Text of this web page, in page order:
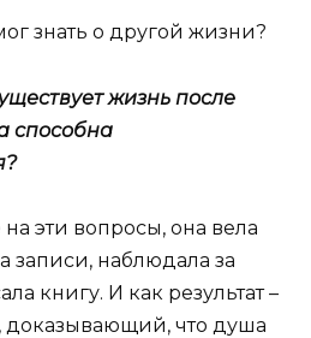
знать о другой жизни?
жизнь после
способна
эти вопросы, она вела
записи, наблюдала за
книгу. И как результат –
доказывающий, что душа